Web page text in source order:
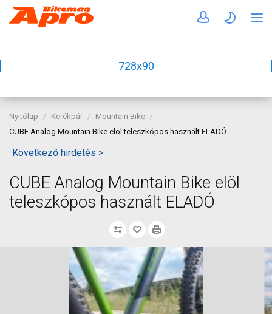
728x90
Nyitólap Kerékpár
Mountain Bike
CUBE Analog Mountain Bike elöl teleszkópos használt ELADÓ
Következő hirdetés >
CUBE Analog Mountain Bike elöl
teleszkópos használt ELADÓ